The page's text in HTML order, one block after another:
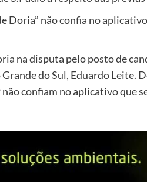
Doria” não confia no
na disputa pelo posto de
do Sul, Eduardo Leite.
confiam no aplicativo que